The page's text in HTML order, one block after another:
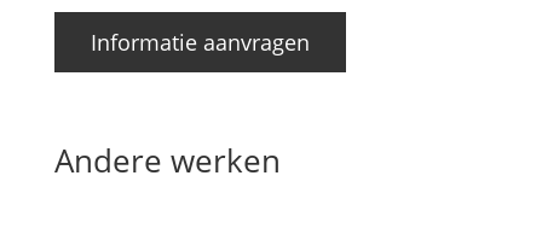
Informatie aanvragen
Andere werken